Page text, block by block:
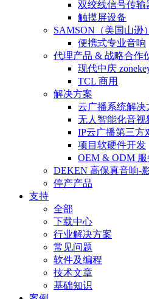
双绞线信号传输
触摸屏设备
SAMSON（美国山逊）
便携式专业音响
代理产品 & 战略合作
现代中庆
TCL 商用
解决方案
云广播系统解决
无人智能化音视
IP云广播第三方
项目软硬件开发
OEM & ODM 服
DEKEN 高保真音响-
停产产品
支持
全部
下载中心
行业解决方案
常见问题
软件及编程
技术文章
基础知识